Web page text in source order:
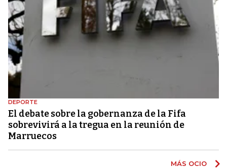
DEPORTE
El debate sobre la gobernanza de la Fifa
sobrevivirá a la tregua en la reunión de
Marruecos
MÁS OCIO